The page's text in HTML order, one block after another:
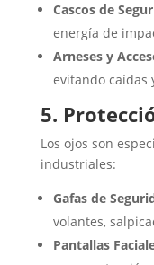
Cascos de
energía de
Arneses y
evitando caídas
5.
Los ojos son
industriales:
Gafas de
volantes,
Pantallas